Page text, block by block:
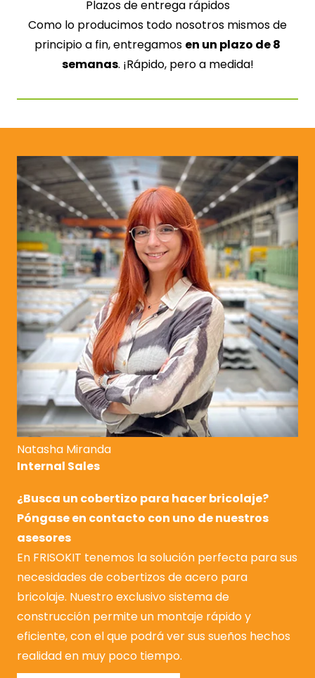
Plazos de entrega rápidos
Como lo producimos todo nosotros mismos de
principio a fin, entregamos en un plazo de 8
semanas. ¡Rápido, pero a medida!
Natasha Miranda
Internal Sales
¿Busca un cobertizo para hacer bricolaje?
Póngase en contacto con uno de nuestros
asesores
En FRISOKIT tenemos la solución perfecta para sus
necesidades de cobertizos de acero para
bricolaje. Nuestro exclusivo sistema de
construcción permite un montaje rápido y
eficiente, con el que podrá ver sus sueños hechos
realidad en muy poco tiempo.